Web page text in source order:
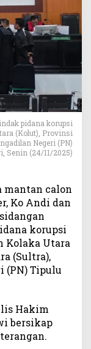
pidana korupsi
(Kolut), Provinsi
Negeri (PN)
Senin (24/11/2025)
mantan calon
Ko Andi dan
korupsi
Kolaka Utara
(Sultra),
(PN) Tipulu
Hakim
bersikap